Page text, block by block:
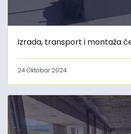
Izrada, transport i montaža
24 Oktobar 2024